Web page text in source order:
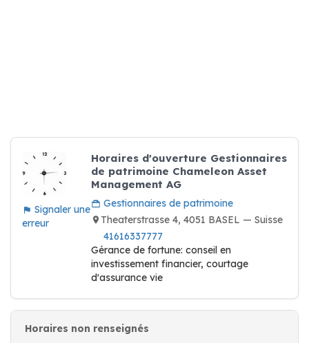
Signaler une
erreur
Horaires d'ouverture Gestionnaires
de patrimoine Chameleon Asset
Management AG
Gestionnaires de patrimoine
Theaterstrasse 4, 4051 BASEL — Suisse
41616337777
Gérance de fortune: conseil en
investissement financier, courtage
d'assurance vie
Horaires non renseignés